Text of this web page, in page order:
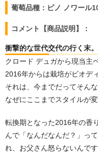
葡萄品種：ピノ ノワール
コメント【商品説明】：
衝撃的な世代交代の行く末。
クロード デュガから現当主
2016年からは栽培がビオデ
それは、今までだってそん
なぜにここまでスタイルが
転換期となった2016年の香
んで「なんだなんだ？」っ
れ、お父さん怒らないんで